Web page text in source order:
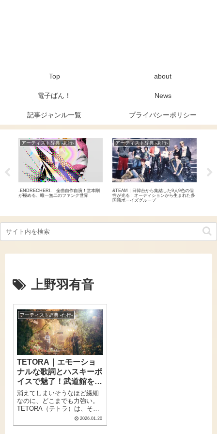
Top about
電子ばん！ News
記事ジャンル一覧 プライバシーポリシー
アーティスト辞典 -あ行-
.ENDRECHERI.｜全曲自作自演！堂本剛
が極める、唯一無二のファンク世界
アーティスト辞典 -あ行-
&TEAM｜日韓台から集結した9人9色の個
性が光る！オーディションから生まれた多
国籍ボーイズグループ
上野羽有音
アーティスト辞典 -た行-
TETORA｜エモーショ
ナルな歌詞とハスキーボ
イスで魅了！武道館を制
した新世代ガールズバン
ド
消えてしまいそうなほど繊細
なのに、どこまでも力強い。
TETORA（テトラ）は、そん
な唯一無二のハスキーボイス
で多くのリスナーの心を掴ん
2026.01.20